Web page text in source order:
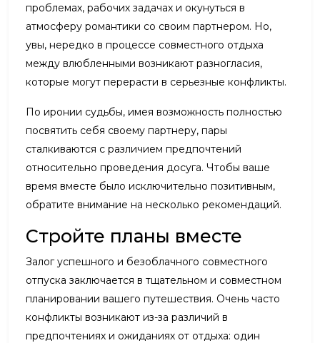
проблемах, рабочих задачах и окунуться в
атмосферу романтики со своим партнером. Но,
увы, нередко в процессе совместного отдыха
между влюбленными возникают разногласия,
которые могут перерасти в серьезные конфликты.
По иронии судьбы, имея возможность полностью
посвятить себя своему партнеру, пары
сталкиваются с различием предпочтений
относительно проведения досуга. Чтобы ваше
время вместе было исключительно позитивным,
обратите внимание на несколько рекомендаций.
Стройте планы вместе
Залог успешного и безоблачного совместного
отпуска заключается в тщательном и совместном
планировании вашего путешествия. Очень часто
конфликты возникают из-за различий в
предпочтениях и ожиданиях от отдыха: один